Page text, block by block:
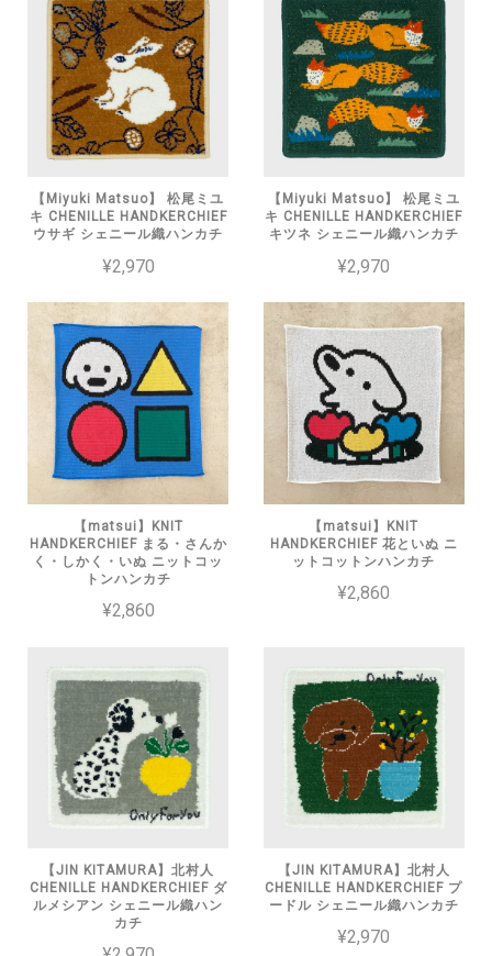
【Miyuki Matsuo】 松尾ミユ
キ CHENILLE HANDKERCHIEF
ウサギ シェニール織ハンカチ
¥2,970
【Miyuki Matsuo】 松尾ミユ
キ CHENILLE HANDKERCHIEF
キツネ シェニール織ハンカチ
¥2,970
【matsui】KNIT
HANDKERCHIEF まる・さんか
く・しかく・いぬ ニットコッ
トンハンカチ
¥2,860
【matsui】KNIT
HANDKERCHIEF 花といぬ ニ
ットコットンハンカチ
¥2,860
【JIN KITAMURA】北村人
CHENILLE HANDKERCHIEF ダ
ルメシアン シェニール織ハン
カチ
【JIN KITAMURA】北村人
CHENILLE HANDKERCHIEF プ
ードル シェニール織ハンカチ
¥2,970